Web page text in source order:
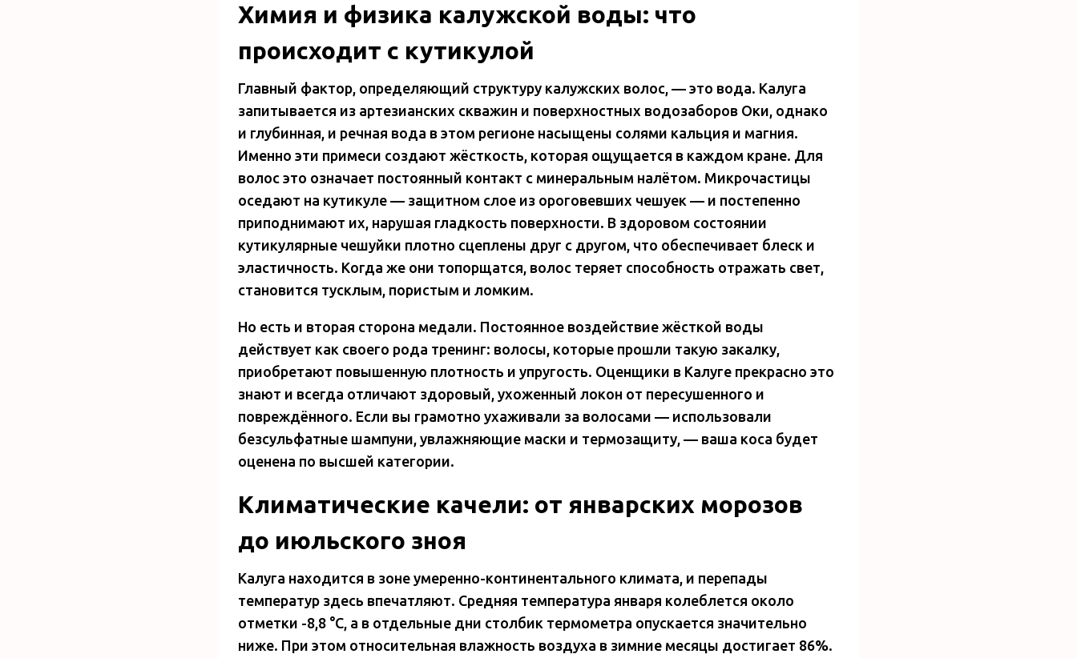
Химия и физика калужской воды: что
происходит с кутикулой
Главный фактор, определяющий структуру калужских волос, — это вода. Калуга
запитывается из артезианских скважин и поверхностных водозаборов Оки, однако
и глубинная, и речная вода в этом регионе насыщены солями кальция и магния.
Именно эти примеси создают жёсткость, которая ощущается в каждом кране. Для
волос это означает постоянный контакт с минеральным налётом. Микрочастицы
оседают на кутикуле — защитном слое из ороговевших чешуек — и постепенно
приподнимают их, нарушая гладкость поверхности. В здоровом состоянии
кутикулярные чешуйки плотно сцеплены друг с другом, что обеспечивает блеск и
эластичность. Когда же они топорщатся, волос теряет способность отражать свет,
становится тусклым, пористым и ломким.
Но есть и вторая сторона медали. Постоянное воздействие жёсткой воды
действует как своего рода тренинг: волосы, которые прошли такую закалку,
приобретают повышенную плотность и упругость. Оценщики в Калуге прекрасно это
знают и всегда отличают здоровый, ухоженный локон от пересушенного и
повреждённого. Если вы грамотно ухаживали за волосами — использовали
безсульфатные шампуни, увлажняющие маски и термозащиту, — ваша коса будет
оценена по высшей категории.
Климатические качели: от январских морозов
до июльского зноя
Калуга находится в зоне умеренно-континентального климата, и перепады
температур здесь впечатляют. Средняя температура января колеблется около
отметки -8,8 °C, а в отдельные дни столбик термометра опускается значительно
ниже. При этом относительная влажность воздуха в зимние месяцы достигает 86%.